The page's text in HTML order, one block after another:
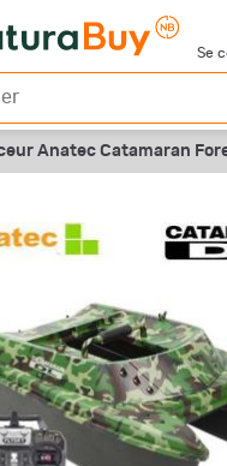
Se
Anatec Catamaran